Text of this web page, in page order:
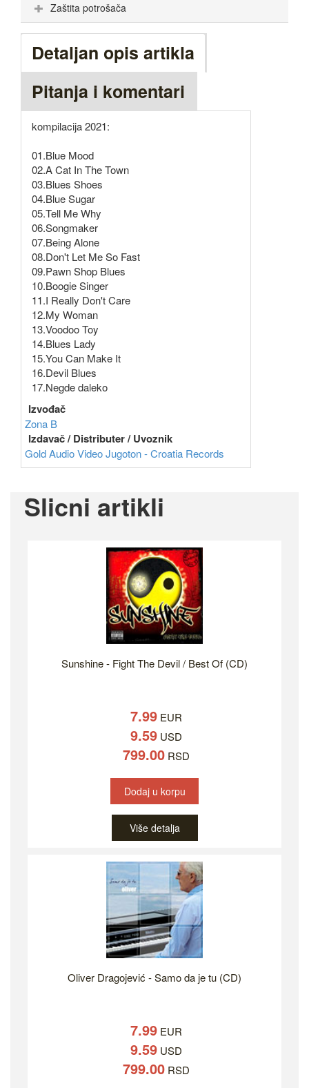
Zaštita potrošača
Detaljan opis artikla
Pitanja i komentari
kompilacija 2021:
01.Blue Mood
02.A Cat In The Town
03.Blues Shoes
04.Blue Sugar
05.Tell Me Why
06.Songmaker
07.Being Alone
08.Don't Let Me So Fast
09.Pawn Shop Blues
10.Boogie Singer
11.I Really Don't Care
12.My Woman
13.Voodoo Toy
14.Blues Lady
15.You Can Make It
16.Devil Blues
17.Negde daleko
Izvođač
Zona B
Izdavač / Distributer / Uvoznik
Gold Audio VideoJugoton - Croatia Records
Slicni artikli
Sunshine - Fight The Devil / Best Of (CD)
7.99 EUR
9.59 USD
799.00 RSD
Dodaj u korpu
Više detalja
Oliver Dragojević - Samo da je tu (CD)
7.99 EUR
9.59 USD
799.00 RSD